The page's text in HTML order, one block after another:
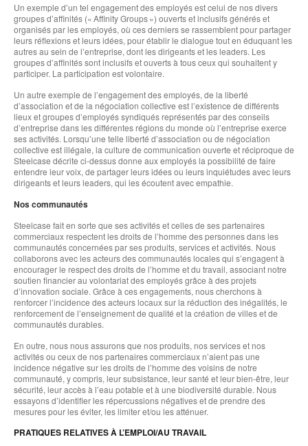
Un exemple d’un tel engagement des employés est celui de nos divers
groupes d’affinités (« Affinity Groups ») ouverts et inclusifs générés et
organisés par les employés, où ces derniers se rassemblent pour partager
leurs réflexions et leurs idées, pour établir le dialogue tout en éduquant les
autres au sein de l’entreprise, dont les dirigeants et les leaders. Les
groupes d’affinités sont inclusifs et ouverts à tous ceux qui souhaitent y
participer. La participation est volontaire.
Un autre exemple de l’engagement des employés, de la liberté
d’association et de la négociation collective est l’existence de différents
lieux et groupes d’employés syndiqués représentés par des conseils
d’entreprise dans les différentes régions du monde où l’entreprise exerce
ses activités. Lorsqu’une telle liberté d’association ou de négociation
collective est illégale, la culture de communication ouverte et réciproque de
Steelcase décrite ci-dessus donne aux employés la possibilité de faire
entendre leur voix, de partager leurs idées ou leurs inquiétudes avec leurs
dirigeants et leurs leaders, qui les écoutent avec empathie.
Nos communautés
Steelcase fait en sorte que ses activités et celles de ses partenaires
commerciaux respectent les droits de l’homme des personnes dans les
communautés concernées par ses produits, services et activités. Nous
collaborons avec les acteurs des communautés locales qui s’engagent à
encourager le respect des droits de l’homme et du travail, associant notre
soutien financier au volontariat des employés grâce à des projets
d’innovation sociale. Grâce à ces engagements, nous cherchons à
renforcer l’incidence des acteurs locaux sur la réduction des inégalités, le
renforcement de l’enseignement de qualité et la création de villes et de
communautés durables.
En outre, nous nous assurons que nos produits, nos services et nos
activités ou ceux de nos partenaires commerciaux n’aient pas une
incidence négative sur les droits de l’homme des voisins de notre
communauté, y compris, leur subsistance, leur santé et leur bien-être, leur
sécurité, leur accès à l’eau potable et à une biodiversité durable. Nous
essayons d’identifier les répercussions négatives et de prendre des
mesures pour les éviter, les limiter et/ou les atténuer.
PRATIQUES RELATIVES À L’EMPLOI/AU TRAVAIL